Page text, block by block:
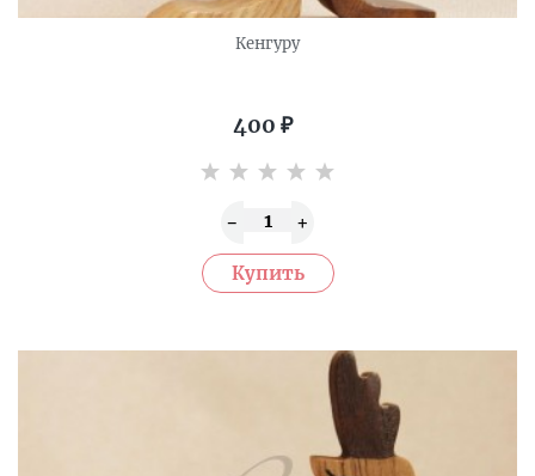
Кенгуру
400 ₽